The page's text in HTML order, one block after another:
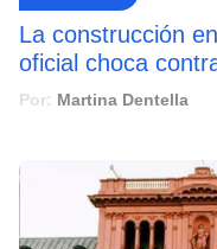
La construcción
oficial choca
Por: Martina Dentella